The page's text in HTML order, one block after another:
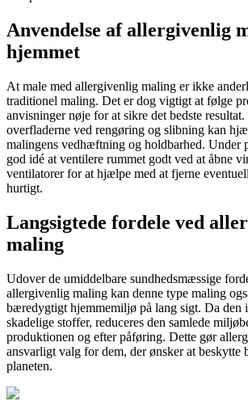
Anvendelse af allergivenlig
hjemmet
At male med allergivenlig maling er ikke
traditionel maling. Det er dog vigtigt at følge
anvisninger nøje for at sikre det bedste
overfladerne ved rengøring og slibning kan
malingens vedhæftning og holdbarhed. Under
god idé at ventilere rummet godt ved at åbne
ventilatorer for at hjælpe med at fjerne
hurtigt.
Langsigtede fordele ved
maling
Udover de umiddelbare sundhedsmæssige
allergivenlig maling kan denne type maling
bæredygtigt hjemmemiljø på lang sigt. Da den
skadelige stoffer, reduceres den samlede
produktionen og efter påføring. Dette gør
ansvarligt valg for dem, der ønsker at beskytte
planeten.